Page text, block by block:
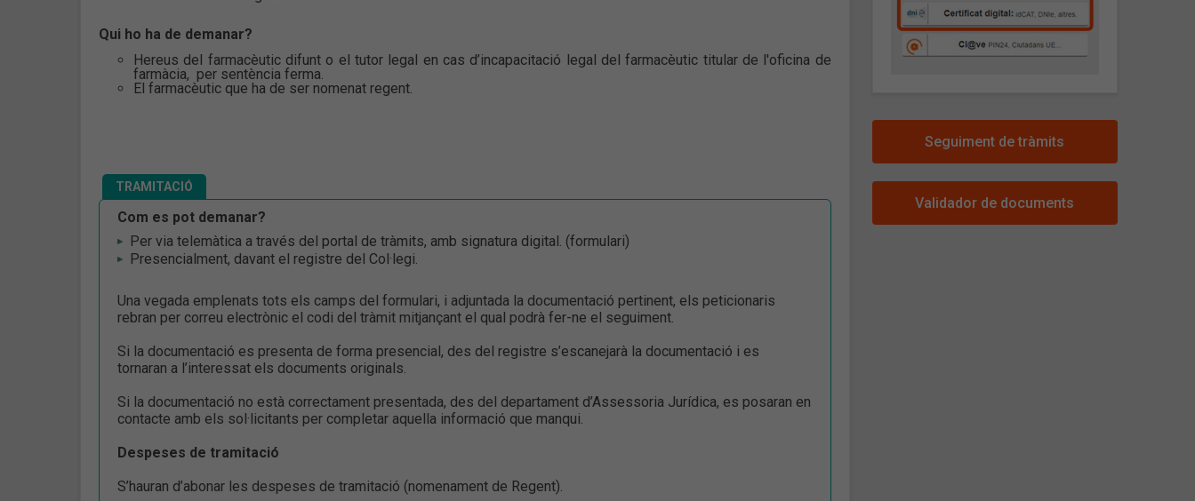
Seguiment de tràmits
Validador de documents
Qui ho ha de demanar?
Hereus del farmacèutic difunt o el tutor legal en cas d’incapacitació legal del farmacèutic titular de l'oficina de
farmàcia, per sentència ferma.
El farmacèutic que ha de ser nomenat regent.
TRAMITACIÓ
Com es pot demanar?
Per via telemàtica a través del portal de tràmits, amb signatura digital. (formulari)
Presencialment, davant el registre del Col·legi.
Una vegada emplenats tots els camps del formulari, i adjuntada la documentació pertinent, els peticionaris
rebran per correu electrònic el codi del tràmit mitjançant el qual podrà fer-ne el seguiment.
Si la documentació es presenta de forma presencial, des del registre s’escanejarà la documentació i es
tornaran a l’interessat els documents originals.
Si la documentació no està correctament presentada, des del departament d’Assessoria Jurídica, es posaran en
contacte amb els sol·licitants per completar aquella informació que manqui.
Despeses de tramitació
S’hauran d’abonar les despeses de tramitació (nomenament de Regent).